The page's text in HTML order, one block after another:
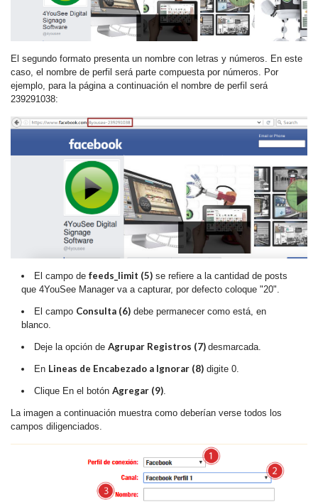
El segundo formato presenta un nombre con letras y números. En este
caso, el nombre de perfil será parte compuesta por números. Por
ejemplo, para la página a continuación el nombre de perfil será
239291038:
El campo de feeds_limit (5) se refiere a la cantidad de posts
que 4YouSee Manager va a capturar, por defecto coloque "20".
El campo Consulta (6) debe permanecer como está, en
blanco.
Deje la opción de Agrupar Registros (7) desmarcada.
En Lineas de Encabezado a Ignorar (8) digite 0.
Clique En el botón Agregar (9)
La imagen a continuación muestra como deberían verse todos los
campos diligenciados.